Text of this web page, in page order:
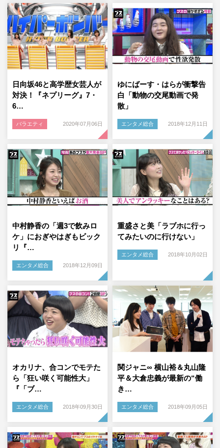
日向坂46と高学歴女芸人が
対決！『ネプリーグ』7・
6…
バラエティ 2020年07月06日
ゆにばーす・はらが衝撃告
白「動物の交尾動画で発
散」
エンタメ総合 2018年12月11日
中村静香の「週3で飲みロ
ケ」におぎやはぎもビック
リ『…
エンタメ総合 2018年12月09日
重盛さと美「ラブホに行っ
てみたいのに行けない」
エンタメ総合 2018年10月02日
オカリナ、合コンでモテた
ら「狂い咲く可能性大」
『「ブ…
エンタメ総合 2018年09月30日
関ジャニ∞ 横山裕＆丸山隆
平＆大倉忠義が最新の“働
き…
エンタメ総合 2018年09月05日